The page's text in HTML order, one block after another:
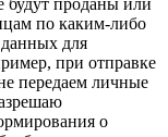
проданы или
по каким-либо
для
при отправке
передаем личные
о